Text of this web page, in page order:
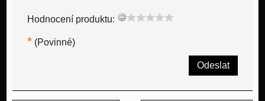
Hodnocení produktu:
* (Povinné)
Odeslat